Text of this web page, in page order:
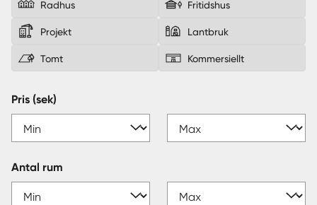
Radhus Fritidshus
Projekt Lantbruk
Tomt Kommersiellt
Pris (sek)
Antal rum